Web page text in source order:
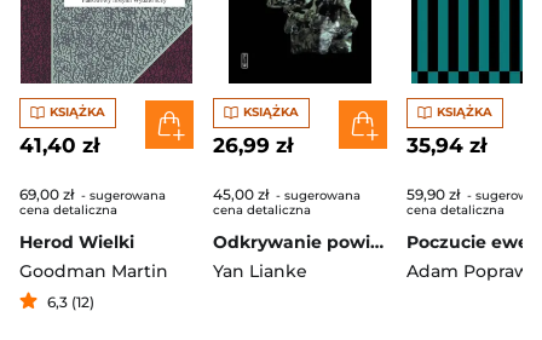
KSIĄŻKA
41,40 zł
69,00 zł - sugerowana
cena detaliczna
Herod Wielki
Goodman Martin
6,3 (12)
KSIĄŻKA
26,99 zł
45,00 zł - sugerowana
cena detaliczna
Odkrywanie powieści
Yan Lianke
KSIĄŻKA
35,94 zł
59,90 zł -
cena detaliczna
Adam Poprawa